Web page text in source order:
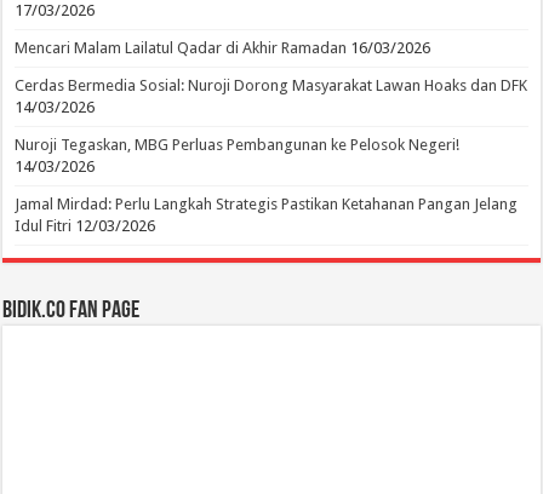
17/03/2026
Mencari Malam Lailatul Qadar di Akhir Ramadan 16/03/2026
Cerdas Bermedia Sosial: Nuroji Dorong Masyarakat Lawan Hoaks dan DFK
14/03/2026
Nuroji Tegaskan, MBG Perluas Pembangunan ke Pelosok Negeri!
14/03/2026
Jamal Mirdad: Perlu Langkah Strategis Pastikan Ketahanan Pangan Jelang
Idul Fitri 12/03/2026
BIDIK.CO Fan Page